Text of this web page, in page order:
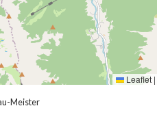
Leaflet |
Meister